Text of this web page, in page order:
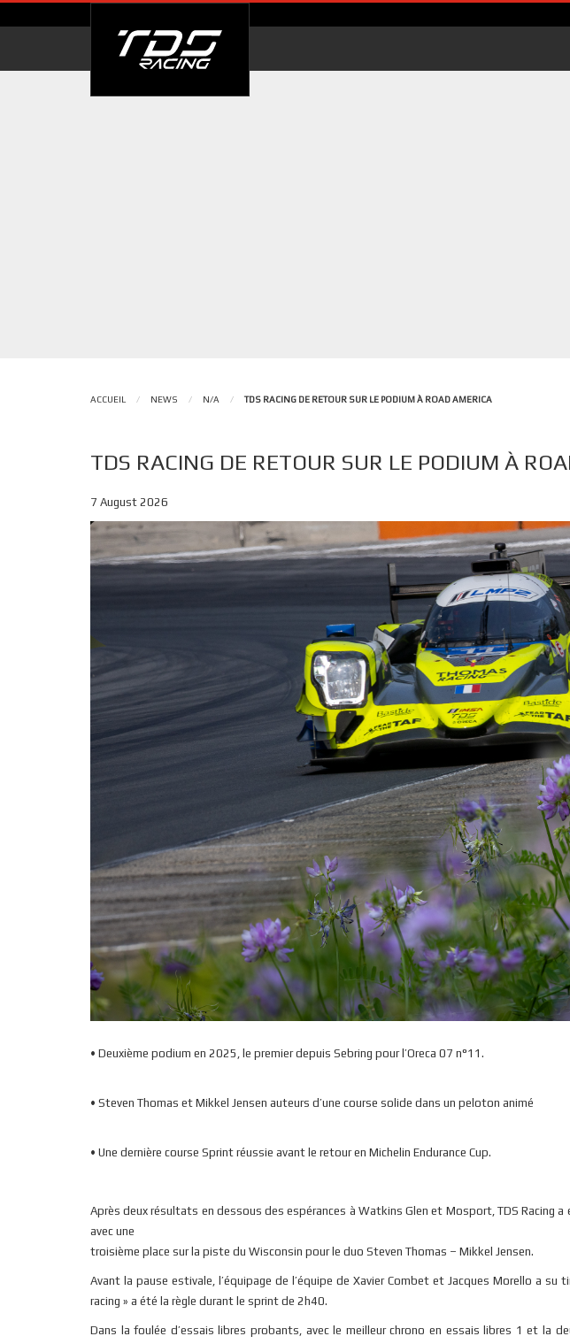
ACCUEIL / NEWS / N/A / TDS RACING DE RETOUR SUR LE PODIUM À ROAD AMERICA
TDS RACING DE RETOUR SUR LE PODIUM À
7 August 2026
• Deuxième podium en 2025, le premier depuis Sebring pour l’Oreca 07 n°11.
• Steven Thomas et Mikkel Jensen auteurs d’une course solide dans un peloton animé
• Une dernière course Sprint réussie avant le retour en Michelin Endurance Cup.
Après deux résultats en dessous des espérances à Watkins Glen et Mosport, TDS Racing
avec une
troisième place sur la piste du Wisconsin pour le duo Steven Thomas – Mikkel Jensen.
Avant la pause estivale, l’équipage de l’équipe de Xavier Combet et Jacques Morello a
racing » a été la règle durant le sprint de 2h40.
Dans la foulée d’essais libres probants, avec le meilleur chrono en essais libres 1 et la